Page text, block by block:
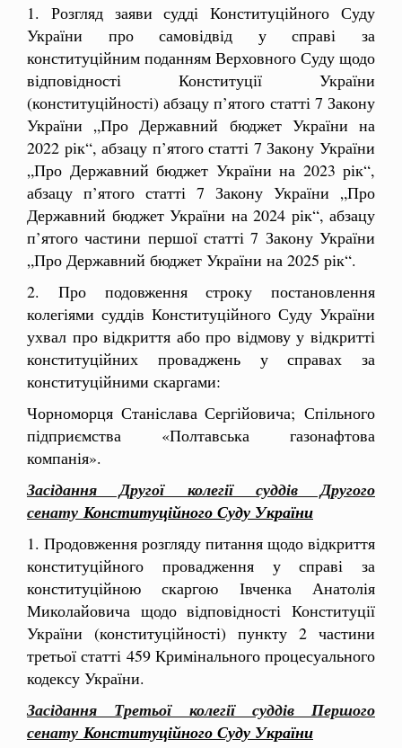
1. Розгляд заяви судді Конституційного Суду
України про самовідвід у справі за
конституційним поданням Верховного Суду щодо
відповідності Конституції України
(конституційності) абзацу п’ятого статті 7 Закону
України „Про Державний бюджет України на
2022 рік“, абзацу п’ятого статті 7 Закону України
„Про Державний бюджет України на 2023 рік“,
абзацу п’ятого статті 7 Закону України „Про
Державний бюджет України на 2024 рік“, абзацу
п’ятого частини першої статті 7 Закону України
„Про Державний бюджет України на 2025 рік“.
2. Про подовження строку постановлення
колегіями суддів Конституційного Суду України
ухвал про відкриття або про відмову у відкритті
конституційних проваджень у справах за
конституційними скаргами:
Чорноморця Станіслава Сергійовича; Спільного
підприємства «Полтавська газонафтова
компанія».
Засідання Другої колегії суддів Другого
сенату Конституційного Суду України
1. Продовження розгляду питання щодо відкриття
конституційного провадження у справі за
конституційною скаргою Івченка Анатолія
Миколайовича щодо відповідності Конституції
України (конституційності) пункту 2 частини
третьої статті 459 Кримінального процесуального
кодексу України.
Засідання Третьої колегії суддів Першого
сенату Конституційного Суду України